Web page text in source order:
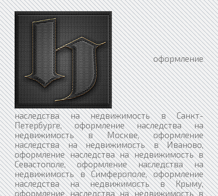
оформление
наследства на недвижимость в Санкт-
Петербурге, оформление наследства на
недвижимость в Москве, оформление
наследства на недвижимость в Иваново,
оформление наследства на недвижимость в
Севастополе, оформление наследства на
недвижимость в Симферополе, оформление
наследства на недвижимость в Крыму,
оформление наследства на недвижимость в